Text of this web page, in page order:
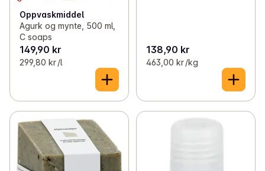
Oppvaskmiddel
Agurk og mynte, 500 ml,
C soaps
149,90 kr
299,80 kr /l
138,90 kr
463,00 kr /kg